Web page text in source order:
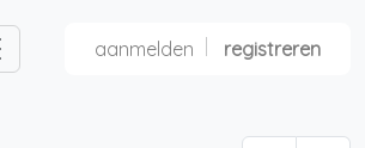
aanmelden registreren